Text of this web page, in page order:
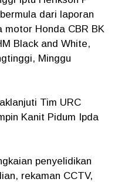
dari laporan
motor Honda CBR BK
Black and White,
Minggu
Tim URC
Kanit Pidum Ipda
penyelidikan
rekaman CCTV,